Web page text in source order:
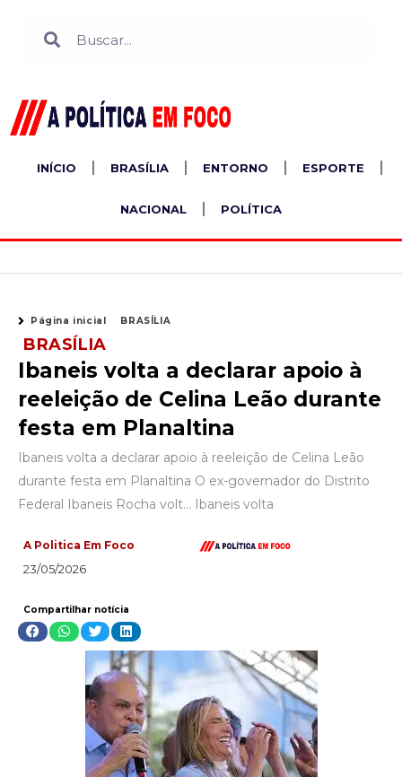
INÍCIO BRASÍLIA ENTORNO ESPORTE
NACIONAL POLÍTICA
Página inicial BRASÍLIA
BRASÍLIA
Ibaneis volta a declarar apoio à
reeleição de Celina Leão durante
festa em Planaltina
Ibaneis volta a declarar apoio à reeleição de Celina Leão
durante festa em Planaltina O ex-governador do Distrito
Federal Ibaneis Rocha volt… Ibaneis volta
A Politica Em Foco
23/05/2026
Compartilhar notícia